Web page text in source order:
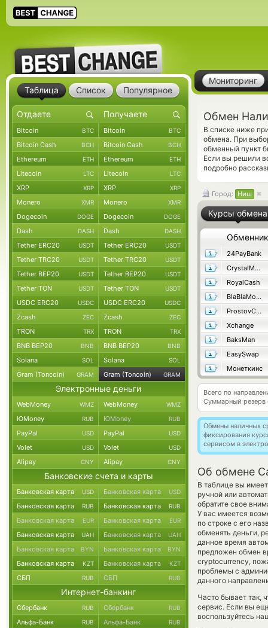
Мониторинг
Обмен
В списке ниже
обмена. При
обменный пункт
Если вы решили
подробно
Город: Ниш
Курсы обмена
Обменник
24PayBank
CrystalMoney
RoyalCash
BlaBlaMoney
ProstovCash
Xchange
BaksMan
EasySwap
Монеткинс
Всего по
Суммарный резерв
Обмены наличных
фиксирования
сервисом в
Об обмене
В таблице вы
ручной или
обратите свое
У вас имеется
по строке с его
обменять деньги,
данное время
предложен обмен
cryptocurrency,
проблемы с
данного
Часто бывает так,
сервис. Если вы
воспользуйтесь
Таблица Список Популярное
Bitcoin BTC Bitcoin BTC
Bitcoin Cash BCH Bitcoin Cash BCH
Ethereum ETH Ethereum ETH
Litecoin LTC Litecoin LTC
XRP XRP XRP XRP
Monero XMR Monero XMR
Dogecoin DOGE Dogecoin DOGE
Dash DASH Dash DASH
Tether ERC20 USDT Tether ERC20 USDT
Tether TRC20 USDT Tether TRC20 USDT
Tether BEP20 USDT Tether BEP20 USDT
Tether TON USDT Tether TON USDT
USDC ERC20 USDC USDC ERC20 USDC
Zcash ZEC Zcash ZEC
TRON TRX TRON TRX
BNB BEP20 BNB BNB BEP20 BNB
Solana SOL Solana SOL
Gram (Toncoin) GRAM Gram (Toncoin) GRAM
Электронные деньги
WebMoney WMZ WebMoney WMZ
ЮMoney RUB ЮMoney RUB
PayPal USD PayPal USD
Volet USD Volet USD
Alipay CNY Alipay CNY
Банковские счета и карты
Банковская карта USD Банковская карта USD
Банковская карта RUB Банковская карта RUB
Банковская карта EUR Банковская карта EUR
Банковская карта UAH Банковская карта UAH
Банковская карта BYN Банковская карта BYN
Банковская карта KZT Банковская карта KZT
СБП RUB СБП RUB
Интернет-банкинг
Сбербанк RUB Сбербанк RUB
Альфа-Банк RUB Альфа-Банк RUB